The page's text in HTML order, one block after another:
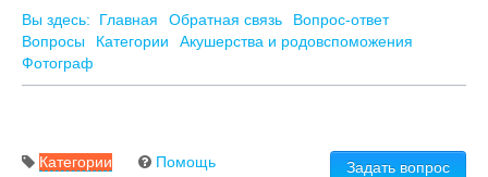
Вы здесь: Главная Обратная связь
Вопрос-ответ
Вопросы
Категории
Акушерства и родовспоможения
Фотограф
Категории Помощь Задать вопрос